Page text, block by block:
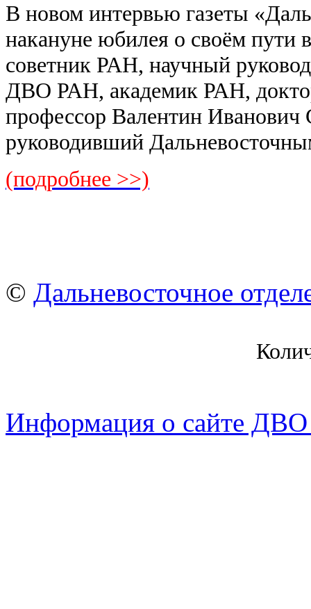
В новом интервью газеты
накануне юбилея о своём пути
советник РАН, научный
ДВО РАН, академик РАН,
профессор Валентин Иванович
руководивший
(подробнее >>)
© Дальневосточное
Информация о сайте